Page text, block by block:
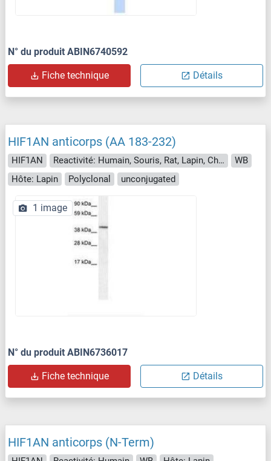
N° du produit ABIN6740592
Fiche technique Détails
HIF1AN anticorps (AA 183-232)
HIF1AN Reactivité: Humain, Souris, Rat, Lapin, Chien, Cheval, Boeuf (Vache), Cobaye, Poisson zèbre (Danio rerio), Porc, Singe, Poulet, Xenopus laevis, Roussette (Chauve-souris)
WB
Hôte: Lapin
Polyclonal unconjugated
1 image
N° du produit ABIN6736017
Fiche technique Détails
HIF1AN anticorps (N-Term)